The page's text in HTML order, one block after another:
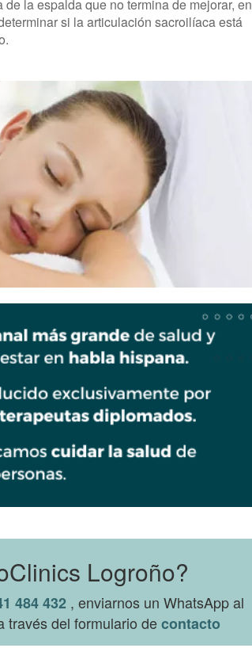
la espalda que no termina de mejorar, en
si la articulación sacroilíaca está
Logroño?
484 432 , enviarnos un WhatsApp al
del formulario decontacto